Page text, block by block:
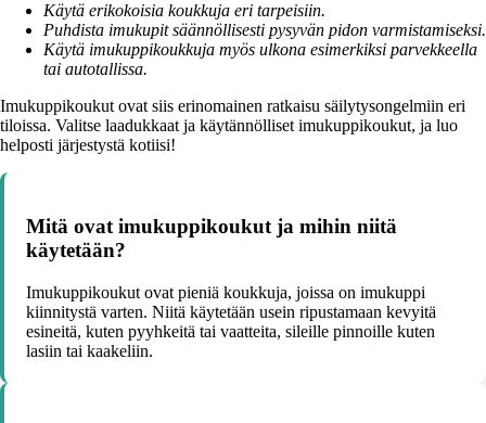
Käytä erikokoisia koukkuja eri tarpeisiin.
Puhdista imukupit säännöllisesti pysyvän pidon varmistamiseksi.
Käytä imukuppikoukkuja myös ulkona esimerkiksi parvekkeella
tai autotallissa.
Imukuppikoukut ovat siis erinomainen ratkaisu säilytysongelmiin eri
tiloissa. Valitse laadukkaat ja käytännölliset imukuppikoukut, ja luo
helposti järjestystä kotiisi!
Mitä ovat imukuppikoukut ja mihin niitä
käytetään?
Imukuppikoukut ovat pieniä koukkuja, joissa on imukuppi
kiinnitystä varten. Niitä käytetään usein ripustamaan kevyitä
esineitä, kuten pyyhkeitä tai vaatteita, sileille pinnoille kuten
lasiin tai kaakeliin.